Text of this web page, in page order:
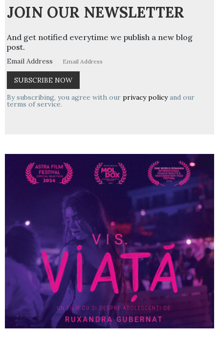
JOIN OUR NEWSLETTER
And get notified everytime we publish a new blog
post.
Email Address
By subscribing, you agree with our privacy policyand our
terms of service.